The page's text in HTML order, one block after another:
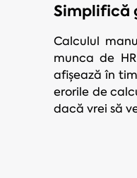
Simplifică
Calculul
munca de
afișează în
erorile de
dacă vrei să